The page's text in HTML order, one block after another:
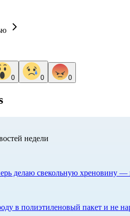
0 0 0
недели
делаю свекольную хреновину
в полиэтиленовый пакет и не